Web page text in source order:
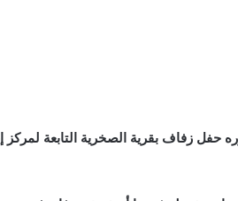
حضوره حفل زفاف بقرية الصخرية التابعة لمركز